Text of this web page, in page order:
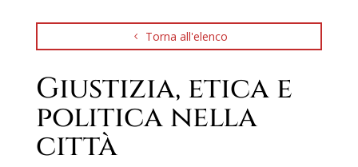
Torna all'elenco
Giustizia, etica e
politica nella
città